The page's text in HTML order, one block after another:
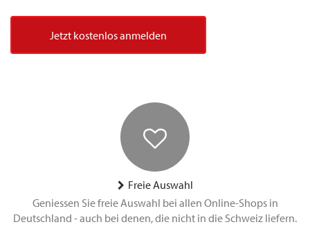
Jetzt kostenlos anmelden
Freie Auswahl
Geniessen Sie freie Auswahl bei allen Online-Shops in
Deutschland - auch bei denen, die nicht in die Schweiz liefern.